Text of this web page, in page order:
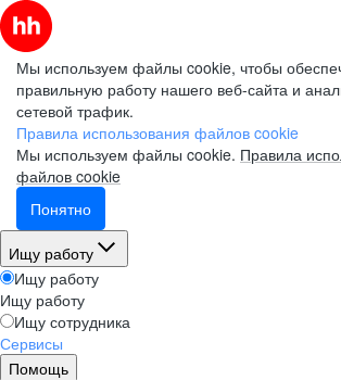
Мы используем файлы cookie, чтобы
правильную работу нашего веб-сайта и
сетевой трафик.
Правила использования файлов cookie
Мы используем файлы cookie. Правила
файлов cookie
Понятно
Ищу работу
Ищу работу
Ищу работу
Ищу сотрудника
Сервисы
Помощь